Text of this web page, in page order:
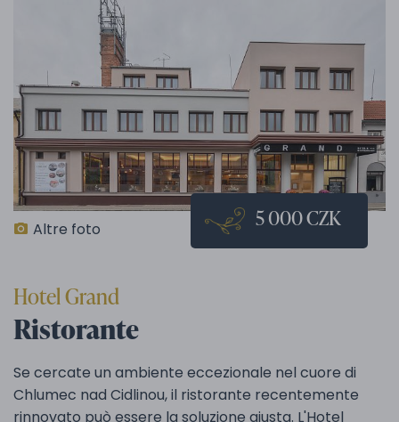
Altre foto 5 000 CZK
Hotel Grand
Ristorante
Se cercate un ambiente eccezionale nel cuore di
Chlumec nad Cidlinou, il ristorante recentemente
rinnovato può essere la soluzione giusta. L'Hotel